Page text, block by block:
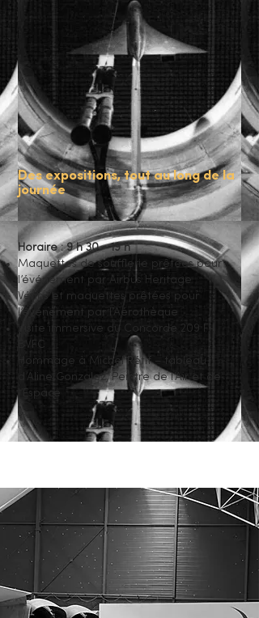
Des expositions, tout au long de la
journée
Horaire : 9 h 30 - 19 h
Maquettes de soufflerie prêtées pour
l’événement par Airbus Heritage
Vérins et maquettes prêtées pour
l’événement par l’Aérothèque
Visite immersive du Concorde 209 F-
BVFC
Hommage à Michel Rétif – tableau
d’Aline Gonzalez, Peintre de l’Air et de
l’Espace